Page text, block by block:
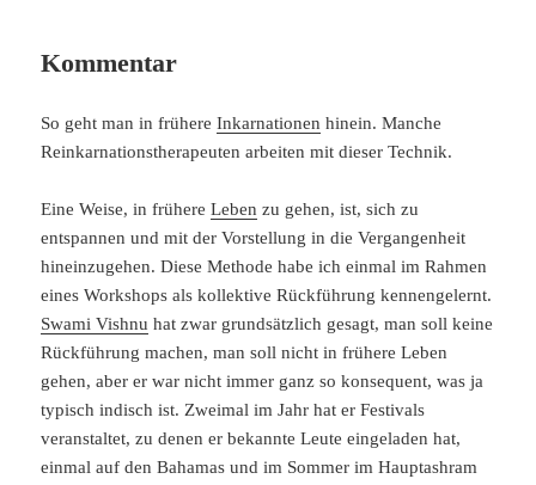
Kommentar
So geht man in frühereInkarnationen hinein. Manche
Reinkarnationstherapeuten arbeiten mit dieser Technik.
Eine Weise, in frühereLeben zu gehen, ist, sich zu
entspannen und mit der Vorstellung in die Vergangenheit
hineinzugehen. Diese Methode habe ich einmal im Rahmen
eines Workshops als kollektive Rückführung kennengelernt.
Swami Vishnu hat zwar grundsätzlich gesagt, man soll keine
Rückführung machen, man soll nicht in frühere Leben
gehen, aber er war nicht immer ganz so konsequent, was ja
typisch indisch ist. Zweimal im Jahr hat er Festivals
veranstaltet, zu denen er bekannte Leute eingeladen hat,
einmal auf den Bahamas und im Sommer im Hauptashram